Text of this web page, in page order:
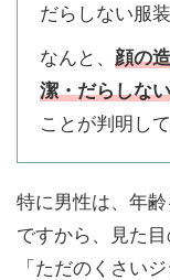
だらしない服
なんと、 顔の
潔・だらしな
ことが判明して
特に男性は、年
ですから、見た
「ただのくさい